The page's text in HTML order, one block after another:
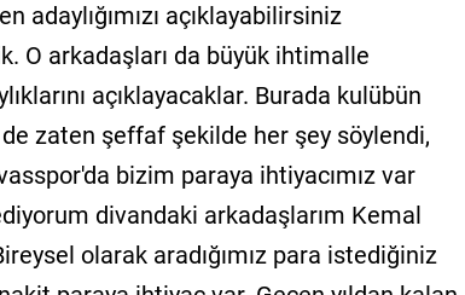
adaylığımızı açıklayabilirsiniz
O arkadaşları da büyük ihtimalle
açıklayacaklar. Burada kulübün
de zaten şeffaf şekilde her şey söylendi,
bizim paraya ihtiyacımız var
divandaki arkadaşlarım Kemal
olarak aradığımız para istediğiniz